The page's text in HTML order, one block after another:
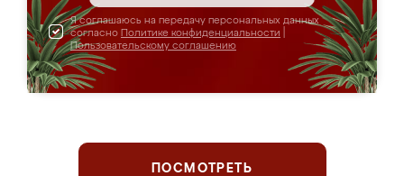
Я соглашаюсь на передачу персональных данных
согласно Политике конфиденциальности
Пользовательскому соглашению
ПОСМОТРЕТЬ